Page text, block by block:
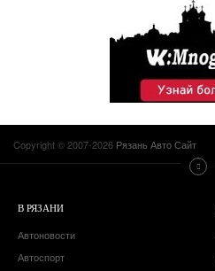
Copyright © 2007-2026 Рязань Авто Сайт
В РЯЗАНИ
Автоновости
Автоспорт